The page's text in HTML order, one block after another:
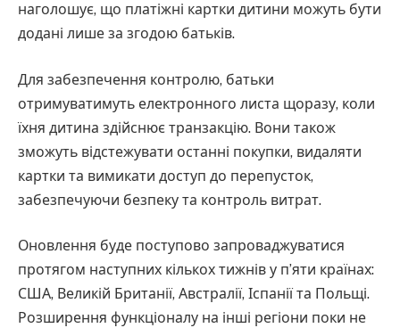
наголошує, що платіжні картки дитини можуть бути
додані лише за згодою батьків.
Для забезпечення контролю, батьки
отримуватимуть електронного листа щоразу, коли
їхня дитина здійснює транзакцію. Вони також
зможуть відстежувати останні покупки, видаляти
картки та вимикати доступ до перепусток,
забезпечуючи безпеку та контроль витрат.
Оновлення буде поступово запроваджуватися
протягом наступних кількох тижнів у п’яти країнах:
США, Великій Британії, Австралії, Іспанії та Польщі.
Розширення функціоналу на інші регіони поки не